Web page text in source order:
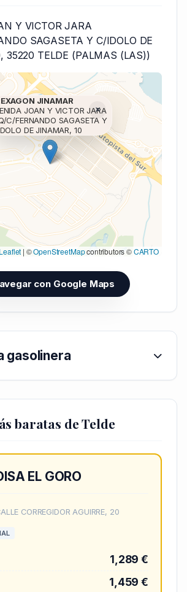
Y VICTOR JARA
SAGASETA Y C/IDOLO DE
35220 TELDE (PALMAS (LAS))
Cargando mapa (V7 Inline)...
JINAMAR
JOAN Y VICTOR JARA
C/FERNANDO SAGASETA Y
DE JINAMAR, 10
×
Leaflet | ©OpenStreetMapcontributors ©CARTO
con Google Maps
gasolinera
baratas de Telde
EL GORO
CORREGIDOR AGUIRRE, 20
1,289 €
1,459 €